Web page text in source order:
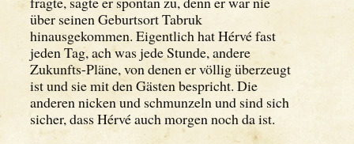
über seinen Geburtsort Tabruk
hinausgekommen. Eigentlich hat Hérvé fast
jeden Tag, ach was jede Stunde, andere
Zukunfts-Pläne, von denen er völlig überzeugt
ist und sie mit den Gästen bespricht. Die
anderen nicken und schmunzeln und sind sich
sicher, dass Hérvé auch morgen noch da ist.